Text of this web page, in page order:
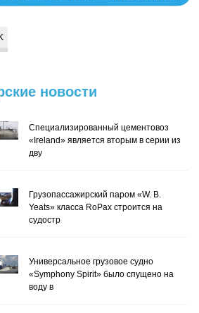
новости
Специализированный цементовоз
«Ireland» является вторым в серии из
дву
Грузопассажирский паром «W. B.
Yeats» класса RoPax строится на
судостр
Универсальное грузовое судно
«Symphony Spirit» было спущено на
воду в